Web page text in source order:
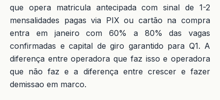
que opera matricula antecipada com sinal de 1-2
mensalidades pagas via PIX ou cartão na compra
entra em janeiro com 60% a 80% das vagas
confirmadas e capital de giro garantido para Q1. A
diferença entre operadora que faz isso e operadora
que não faz e a diferença entre crescer e fazer
demissao em marco.